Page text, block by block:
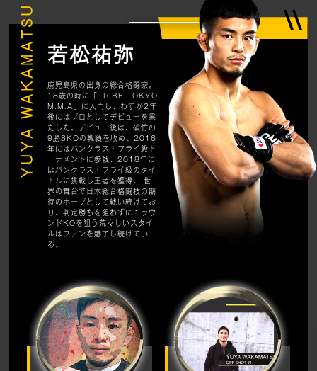
YUYA WAKAMATSU 若松祐弥
鹿児島県の出身の総合格闘家。
18歳の時に「TRIBE TOKYO
M.M.A」に入門し、わずか2年
後にはプロとしてデビューを果
たした。デビュー後は、破竹の
9勝8KOの戦績を收め、2016
年にはパンクラス・フライ級ト
ーナメントに参戦、2018年に
はパンクラス・フライ級のタイ
トルに挑戦し王者を獲得。 世
界の舞台で日本総合格闘技の期
待のホープとして戦い続けてお
り、判定勝ちを狙わずに１ラウ
ンドKOを狙う荒々しいスタイ
ルはファンを魅了し続けてい
る。